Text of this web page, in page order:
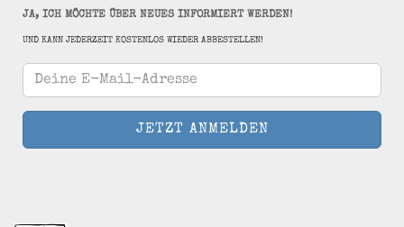
JA, ICH MÖCHTE ÜBER NEUES INFORMIERT WERDEN!
UND KANN JEDERZEIT KOSTENLOS WIEDER ABBESTELLEN!